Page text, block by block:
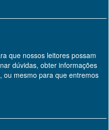
que nossos leitores possam
dúvidas, obter informações
ou mesmo para que entremos